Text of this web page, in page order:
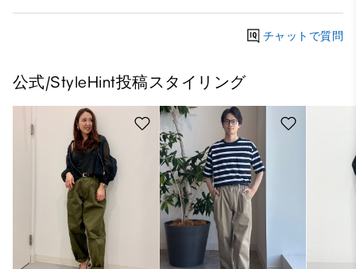
チャットで質問
公式/StyleHint投稿スタイリング